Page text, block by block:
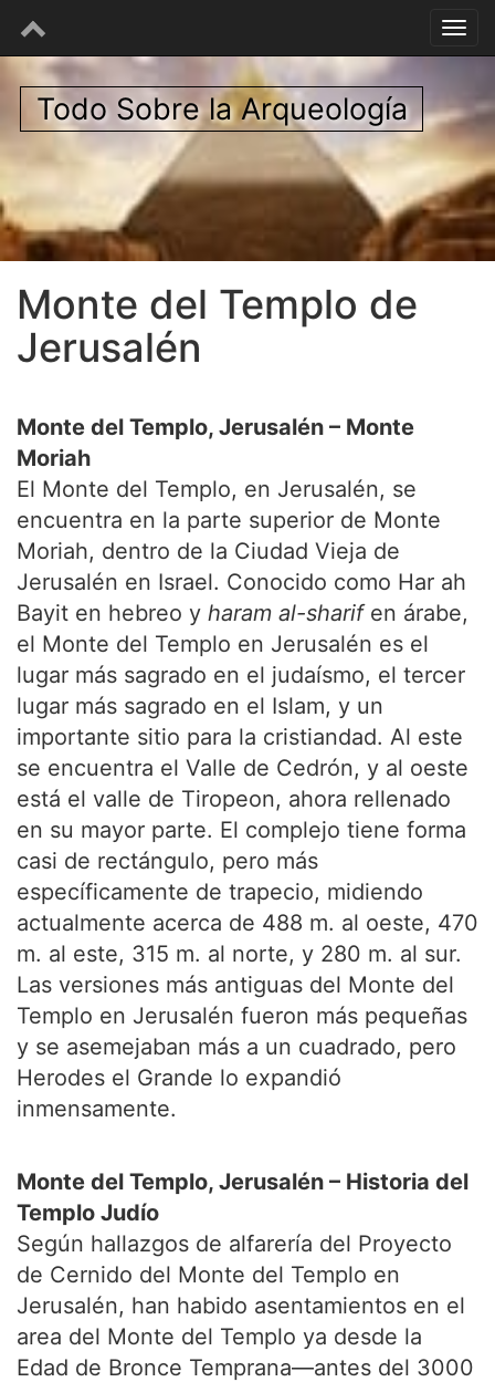
Todo Sobre la Arqueología
Monte del Templo de
Jerusalén
Monte del Templo, Jerusalén – Monte
Moriah
El Monte del Templo, en Jerusalén, se
encuentra en la parte superior de Monte
Moriah, dentro de la Ciudad Vieja de
Jerusalén en Israel. Conocido como Har ah
Bayit en hebreo y haram al-sharifen árabe,
el Monte del Templo en Jerusalén es el
lugar más sagrado en el judaísmo, el tercer
lugar más sagrado en el Islam, y un
importante sitio para la cristiandad. Al este
se encuentra el Valle de Cedrón, y al oeste
está el valle de Tiropeon, ahora rellenado
en su mayor parte. El complejo tiene forma
casi de rectángulo, pero más
específicamente de trapecio, midiendo
actualmente acerca de 488 m. al oeste, 470
m. al este, 315 m. al norte, y 280 m. al sur.
Las versiones más antiguas del Monte del
Templo en Jerusalén fueron más pequeñas
y se asemejaban más a un cuadrado, pero
Herodes el Grande lo expandió
inmensamente.
Monte del Templo, Jerusalén – Historia del
Templo Judío
Según hallazgos de alfarería del Proyecto
de Cernido del Monte del Templo en
Jerusalén, han habido asentamientos en el
area del Monte del Templo ya desde la
Edad de Bronce Temprana—antes del 3000